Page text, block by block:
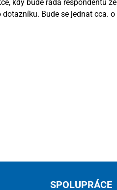
kdy bude řada respondentů ze
Bude se jednat cca. o
SPOLUPRÁCE